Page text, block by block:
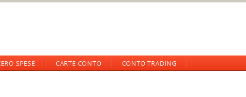
SPESE CARTE CONTO CONTO TRADING